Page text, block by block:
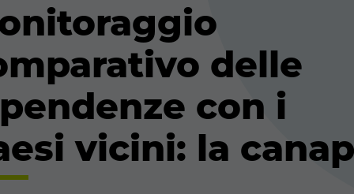
delle
con i
vicini: la